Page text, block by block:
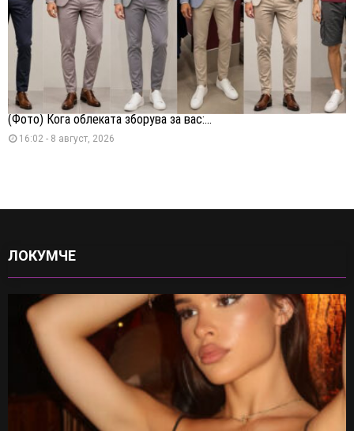
(Фото) Кога облеката зборува за вас:...
16:02 - 8 август, 2026
ЛОКУМЧЕ